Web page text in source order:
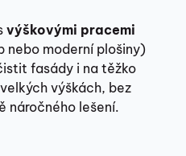
výškovými pracemi
nebo moderní plošiny)
fasády i na těžko
výškách, bez
náročného lešení.